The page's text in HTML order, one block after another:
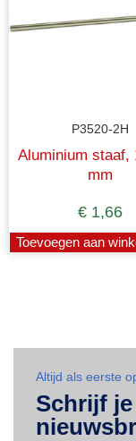
P3520-2H
Aluminium staaf,
mm
€ 1,66
Toevoegen aan
Altijd als eerste
Schrijf